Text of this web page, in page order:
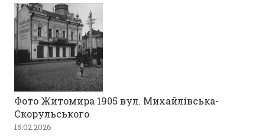
Фото Житомира 1905 вул. Михайлівська-
Скорульського
15.02.2026